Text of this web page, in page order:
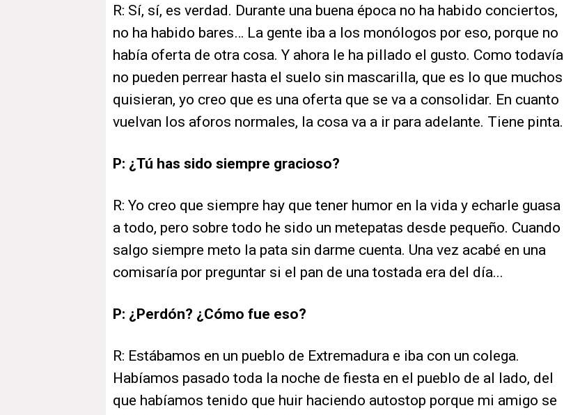
R: Sí, sí, es verdad. Durante una buena época no ha habido conciertos,
no ha habido bares… La gente iba a los monólogos por eso, porque no
había oferta de otra cosa. Y ahora le ha pillado el gusto. Como todavía
no pueden perrear hasta el suelo sin mascarilla, que es lo que muchos
quisieran, yo creo que es una oferta que se va a consolidar. En cuanto
vuelvan los aforos normales, la cosa va a ir para adelante. Tiene pinta.
P: ¿Tú has sido siempre gracioso?
R: Yo creo que siempre hay que tener humor en la vida y echarle guasa
a todo, pero sobre todo he sido un metepatas desde pequeño. Cuando
salgo siempre meto la pata sin darme cuenta. Una vez acabé en una
comisaría por preguntar si el pan de una tostada era del día...
P: ¿Perdón? ¿Cómo fue eso?
R: Estábamos en un pueblo de Extremadura e iba con un colega.
Habíamos pasado toda la noche de fiesta en el pueblo de al lado, del
que habíamos tenido que huir haciendo autostop porque mi amigo se